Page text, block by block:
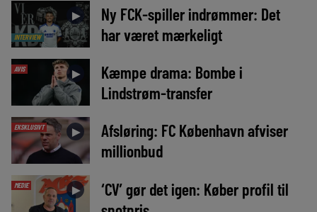
INTERVIEW
►
Ny FCK-spiller indrømmer: Det
har været mærkeligt
AVIS ►
Kæmpe drama: Bombe i
Lindstrøm-transfer
EKSKLUSIVT ►
Afsløring: FC København afviser
millionbud
MEDIE ►
‘CV’ gør det igen: Køber profil til